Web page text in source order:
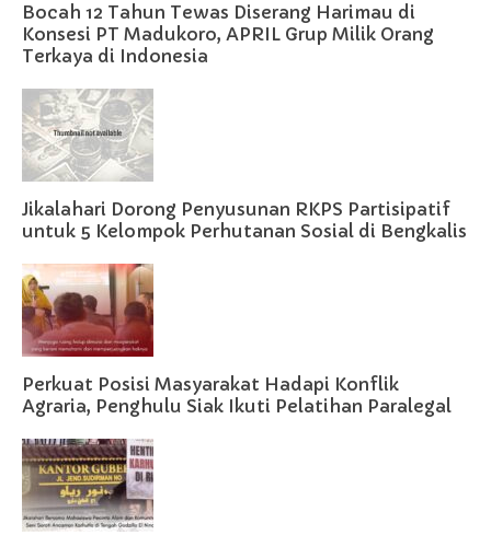
Bocah 12 Tahun Tewas Diserang Harimau di
Konsesi PT Madukoro, APRIL Grup Milik Orang
Terkaya di Indonesia
Jikalahari Dorong Penyusunan RKPS Partisipatif
untuk 5 Kelompok Perhutanan Sosial di Bengkalis
Perkuat Posisi Masyarakat Hadapi Konflik
Agraria, Penghulu Siak Ikuti Pelatihan Paralegal